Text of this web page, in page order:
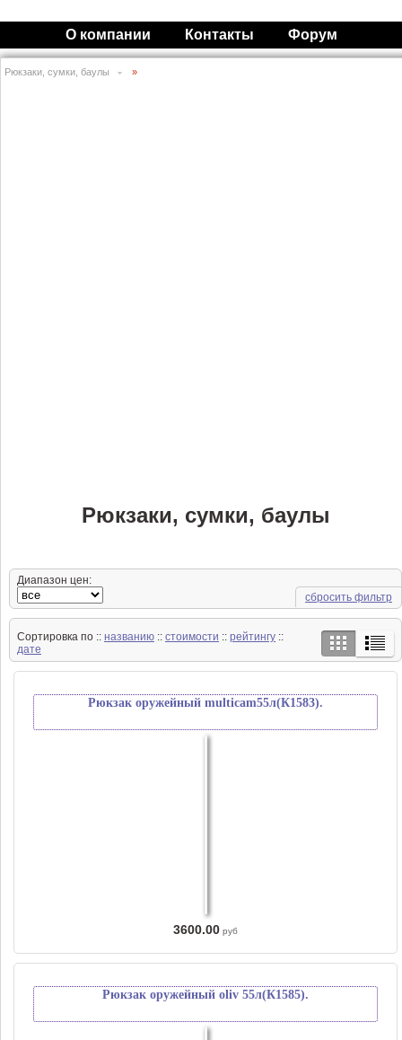
О компании Контакты Форум
Рюкзаки, сумки, баулы »
Рюкзаки, сумки, баулы
Диапазон цен:
сбросить фильтр
Сортировка по :: названию :: стоимости :: рейтингу ::
дате
Рюкзак оружейный multicam55л(К1583).
3600.00 руб
Рюкзак оружейный oliv 55л(К1585).